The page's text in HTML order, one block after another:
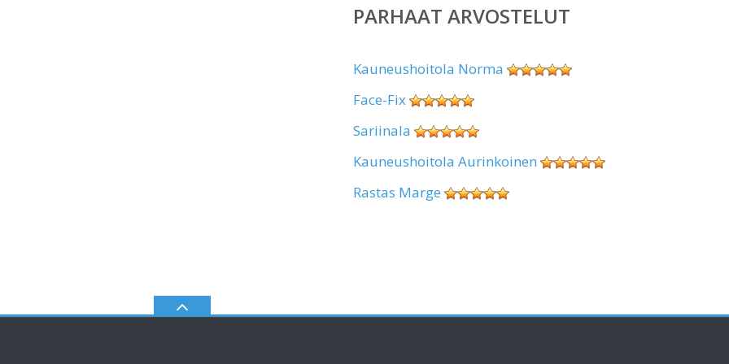
PARHAAT ARVOSTELUT
Kauneushoitola Norma
Face-Fix
Sariinala
Kauneushoitola Aurinkoinen
Rastas Marge